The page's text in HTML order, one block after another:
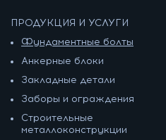
ПРОДУКЦИЯ И УСЛУГИ
Фундаментные болты
Анкерные блоки
Закладные детали
Заборы и ограждения
Строительные
металлоконструкции